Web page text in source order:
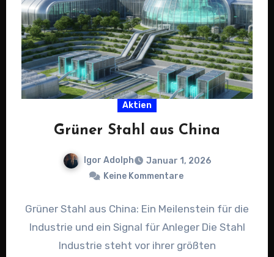
Aktien
Grüner Stahl aus China
Igor Adolph
Januar 1, 2026
Keine Kommentare
Grüner Stahl aus China: Ein Meilenstein für die
Industrie und ein Signal für Anleger Die Stahl
Industrie steht vor ihrer größten